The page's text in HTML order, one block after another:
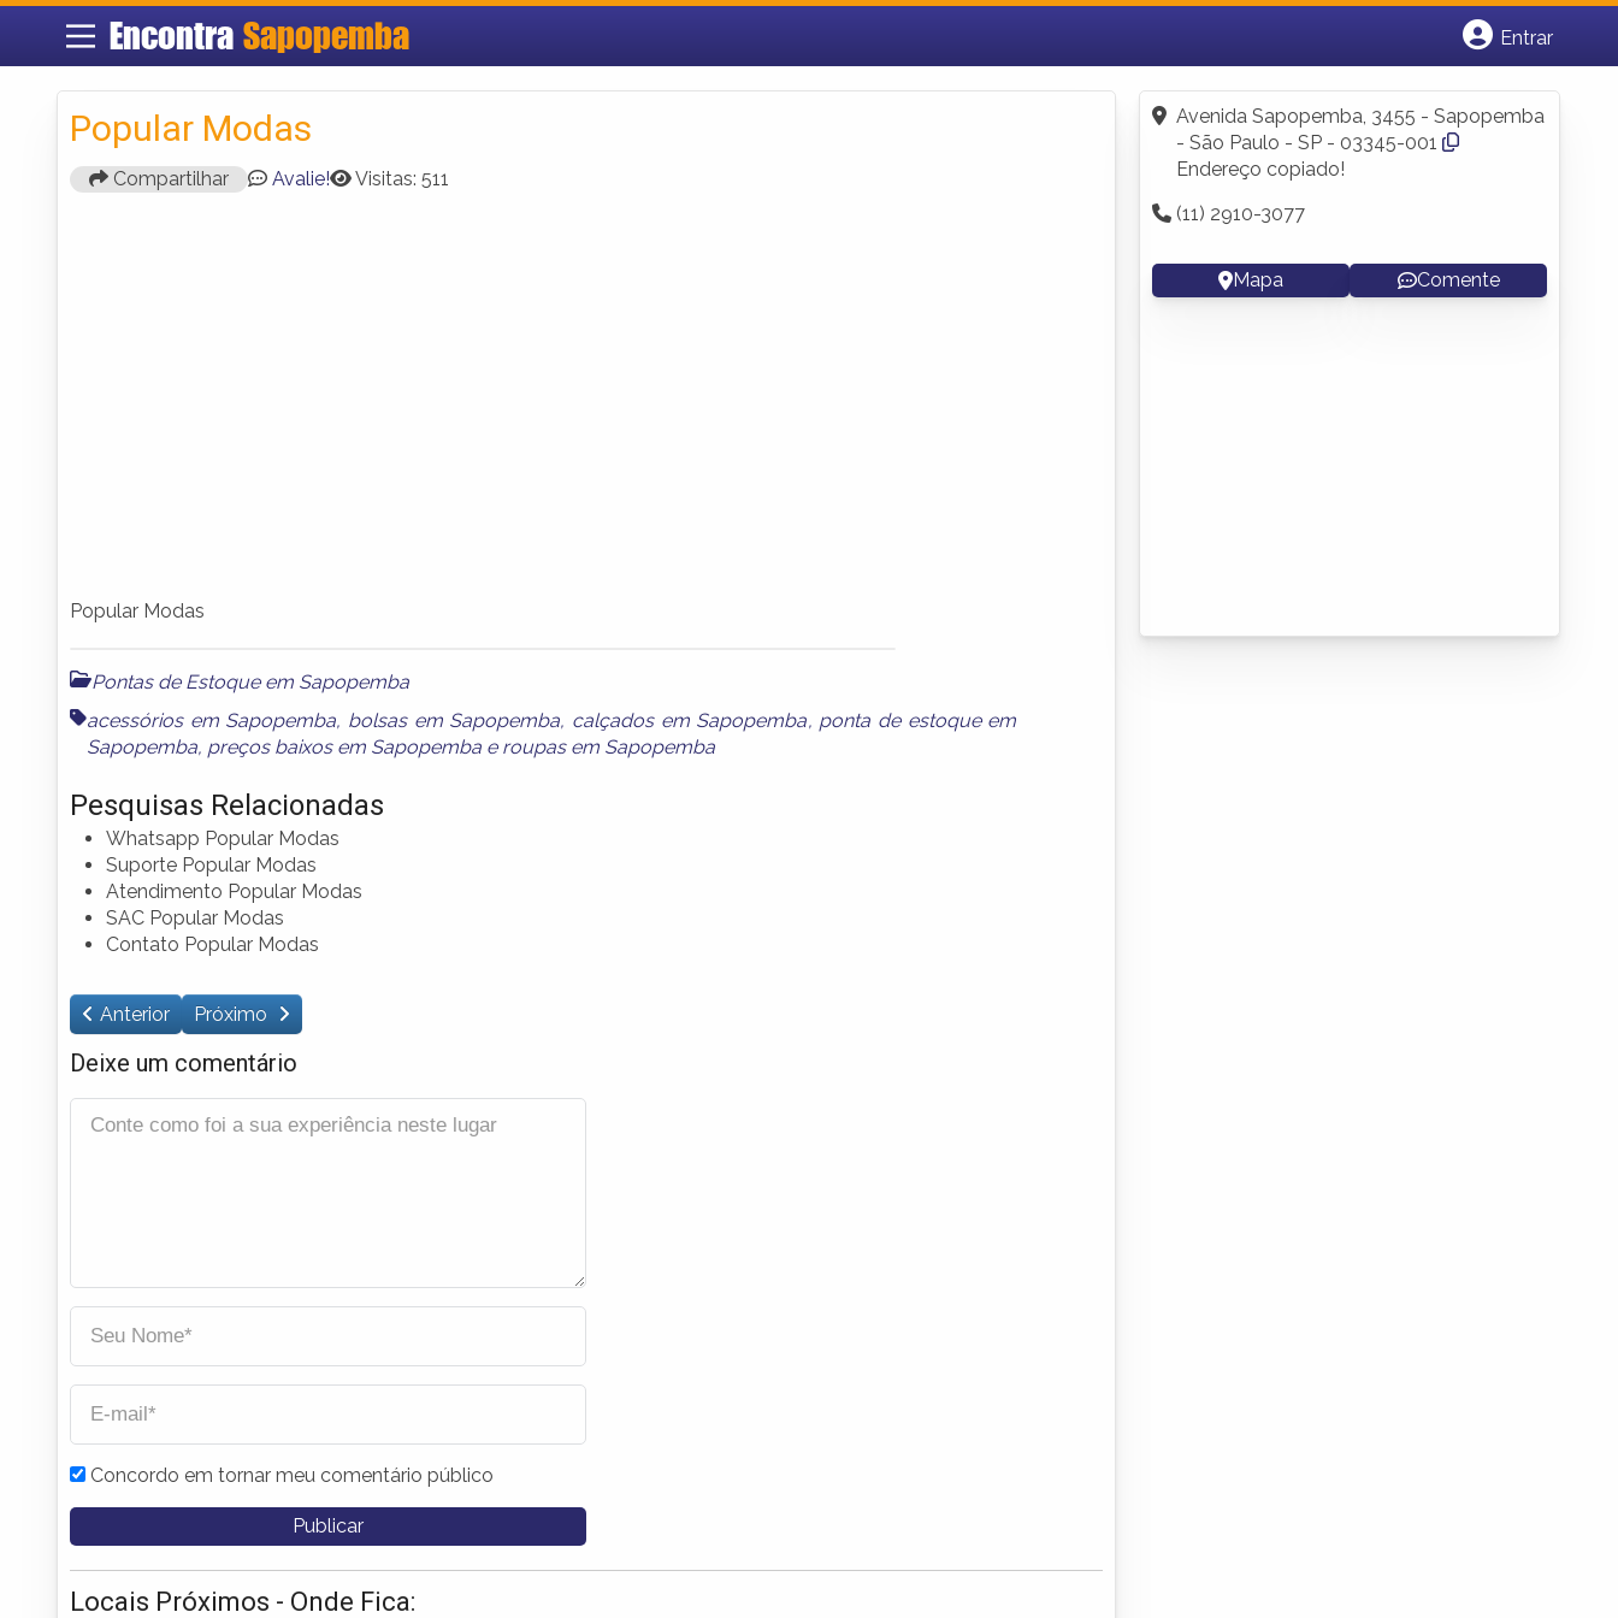
Encontra Sapopemba
Entrar
Fazer login
Criar conta
Popular Modas
Compartilhar Avalie! Visitas: 511
Popular Modas
Pontas de Estoque em Sapopemba
acessórios em Sapopemba, bolsas em Sapopemba, calçados em Sapopemba, ponta de estoque em
Sapopemba, preços baixos em Sapopemba e roupas em Sapopemba
Pesquisas Relacionadas
Whatsapp Popular Modas
Suporte Popular Modas
Atendimento Popular Modas
SAC Popular Modas
Contato Popular Modas
Anterior Próximo
Deixe um comentário
Concordo em tornar meu comentário público
Locais Próximos - Onde Fica:
Avenida Sapopemba, 3455 - Sapopemba
- São Paulo - SP - 03345-001
Endereço copiado!
(11) 2910-3077
Mapa Comente